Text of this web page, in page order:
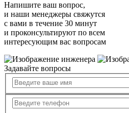
Напишите ваш вопрос,
и наши менеджеры свяжутся
с вами в течение 30 минут
и проконсультируют по всем
интересующим вас вопросам
Задавайте вопросы